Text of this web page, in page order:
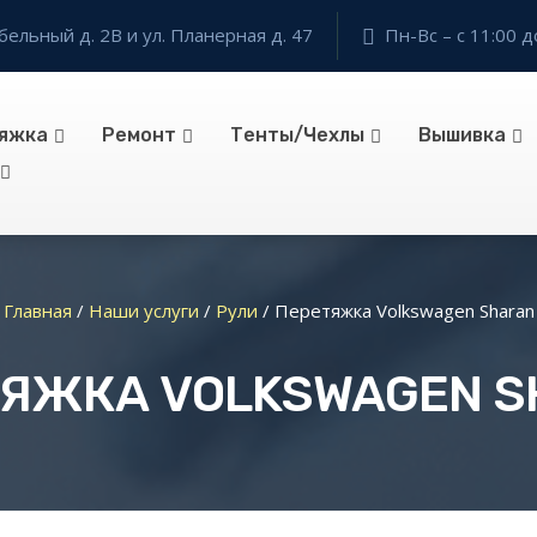
д. 2В и ул. Планерная д. 47 Пн-Вс – с 11:00
Ремонт Тенты/Чехлы Вышивка
Главная / Наши услуги / Рули / Перетяжка Volkswagen Sharan
VOLKSWAGEN